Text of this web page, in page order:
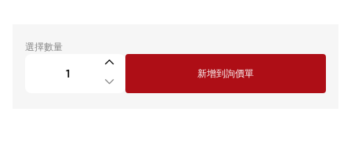
選擇數量
新增到詢價單